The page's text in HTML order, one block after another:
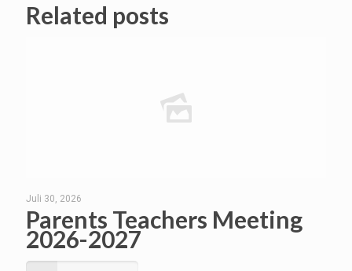
Related posts
Juli 30, 2026
Parents Teachers Meeting
2026-2027